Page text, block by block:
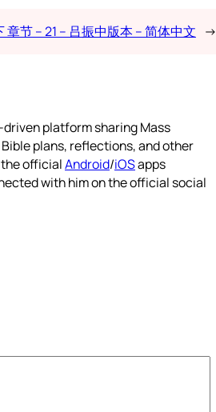
章节 – 21 – 吕振中版本 – 简体中文 →
platform sharing Mass
plans, reflections, and other
officialAndroid/iOSapps
with him on the official social